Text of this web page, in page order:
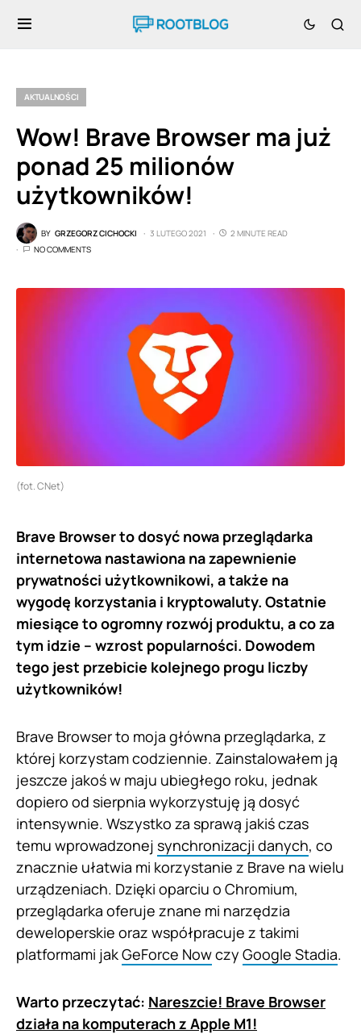
AKTUALNOŚCI
Wow! Brave Browser ma już
ponad 25 milionów
użytkowników!
BY GRZEGORZ CICHOCKI 3 LUTEGO 2021
2 MINUTE READ
NO COMMENTS
(fot. CNet)
Brave Browser to dosyć nowa przeglądarka
internetowa nastawiona na zapewnienie
prywatności użytkownikowi, a także na
wygodę korzystania i kryptowaluty. Ostatnie
miesiące to ogromny rozwój produktu, a co za
tym idzie – wzrost popularności. Dowodem
tego jest przebicie kolejnego progu liczby
użytkowników!
Brave Browser to moja główna przeglądarka, z
której korzystam codziennie. Zainstalowałem ją
jeszcze jakoś w maju ubiegłego roku, jednak
dopiero od sierpnia wykorzystuję ją dosyć
intensywnie. Wszystko za sprawą jakiś czas
temu wprowadzonej synchronizacji danych, co
znacznie ułatwia mi korzystanie z Brave na wielu
urządzeniach. Dzięki oparciu o Chromium,
przeglądarka oferuje znane mi narzędzia
deweloperskie oraz współpracuje z takimi
platformami jakGeForce Nowczy Google Stadia.
Warto przeczytać: Nareszcie! Brave Browser
działa na komputerach z Apple M1!